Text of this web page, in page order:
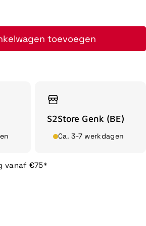
toevoegen
S2Store Genk (BE)
Ca. 3-7 werkdagen
vanaf €75*